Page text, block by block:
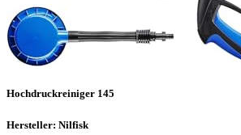
Hochdruckreiniger 145
Hersteller: Nilfisk